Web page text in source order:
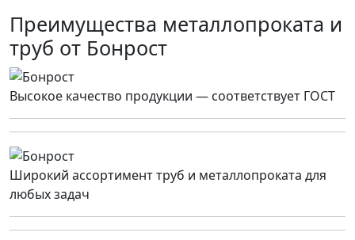
Преимущества металлопроката и
труб от Бонрост
Высокое качество продукции — соответствует ГОСТ
Широкий ассортимент труб и металлопроката для
любых задач